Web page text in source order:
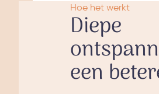
Hoe het werkt
Diepe
een